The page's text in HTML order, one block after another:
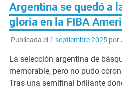
Argentina se quedó a
gloria en la FIBA
Publicada el 1 septiembre 2025por
La selección argentina de
memorable, pero no pudo
Tras una semifinal brillante